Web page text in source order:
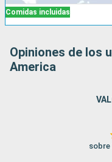
Comidas incluidas
Opiniones de los
America
sobre